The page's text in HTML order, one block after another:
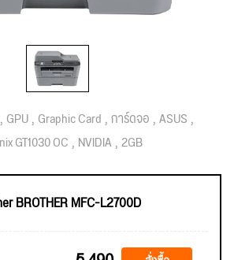
GPU Graphic Card การ์ดจอ ASUS
GT1030 OC NVIDIA 2GB
BROTHER MFC-L2700D